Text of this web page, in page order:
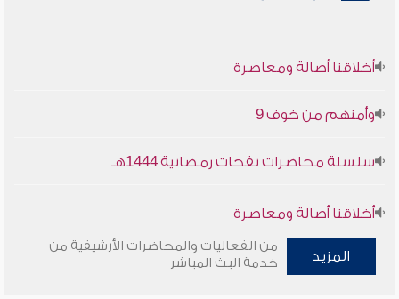
أخلاقنا أصالة ومعاصرة
وأمنهم من خوف 9
سلسلة محاضرات نفحات رمضانية 1444هـ
أخلاقنا أصالة ومعاصرة
وأمنهم من خوف 9
المزيد
من الفعاليات والمحاضرات الأرشيفية من
خدمة البث المباشر